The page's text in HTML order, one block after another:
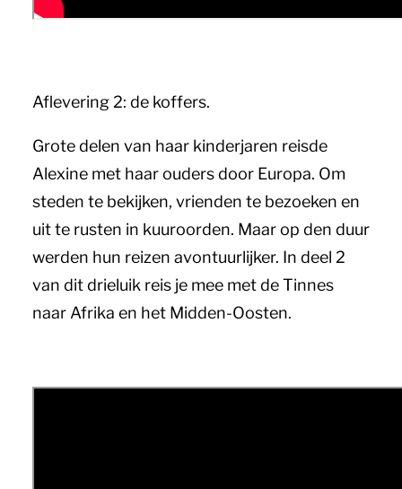
Aflevering 2: de koffers.
Grote delen van haar kinderjaren reisde
Alexine met haar ouders door Europa. Om
steden te bekijken, vrienden te bezoeken en
uit te rusten in kuuroorden. Maar op den duur
werden hun reizen avontuurlijker. In deel 2
van dit drieluik reis je mee met de Tinnes
naar Afrika en het Midden-Oosten.